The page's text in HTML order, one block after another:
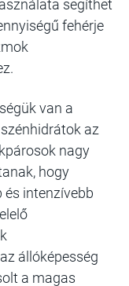
segíthet
fehérje
van a
az
nagy
hogy
intenzívebb
állóképesség
a magas